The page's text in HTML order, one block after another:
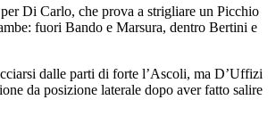
Di Carlo, che prova a strigliare un Picchio
fuori Bando e Marsura, dentro Bertini e
dalle parti di forte l’Ascoli, ma D’Uffizi
da posizione laterale dopo aver fatto salire